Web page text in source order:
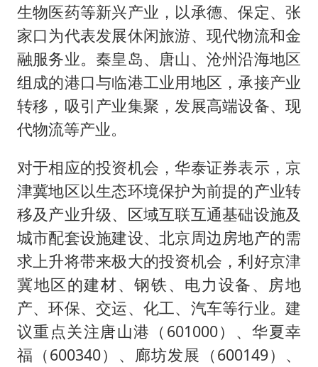
生物医药等新兴产业，以承德、保定、张
家口为代表发展休闲旅游、现代物流和金
融服务业。秦皇岛、唐山、沧州沿海地区
组成的港口与临港工业用地区，承接产业
转移，吸引产业集聚，发展高端设备、现
代物流等产业。
对于相应的投资机会，华泰证券表示，京
津冀地区以生态环境保护为前提的产业转
移及产业升级、区域互联互通基础设施及
城市配套设施建设、北京周边房地产的需
求上升将带来极大的投资机会，利好京津
冀地区的建材、钢铁、电力设备、房地
产、环保、交运、化工、汽车等行业。建
议重点关注唐山港（601000）、华夏幸
福（600340）、廊坊发展（600149）、